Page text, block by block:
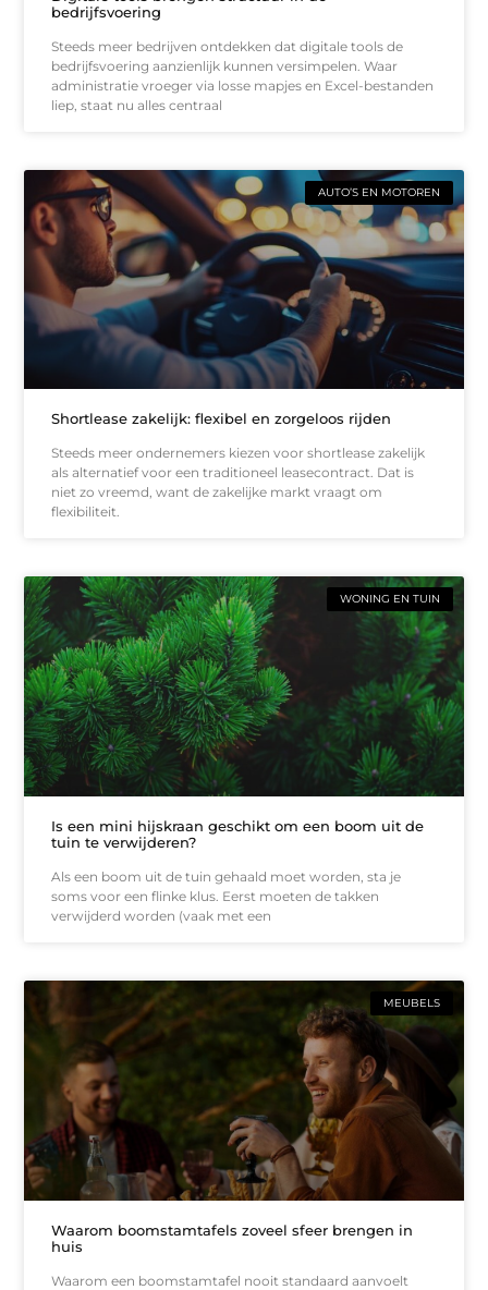
bedrijfsvoering
Steeds meer bedrijven ontdekken dat digitale tools de
bedrijfsvoering aanzienlijk kunnen versimpelen. Waar
administratie vroeger via losse mapjes en Excel-bestanden
liep, staat nu alles centraal
AUTO’S EN MOTOREN
Shortlease zakelijk: flexibel en zorgeloos rijden
Steeds meer ondernemers kiezen voor shortlease zakelijk
als alternatief voor een traditioneel leasecontract. Dat is
niet zo vreemd, want de zakelijke markt vraagt om
flexibiliteit.
WONING EN TUIN
Is een mini hijskraan geschikt om een boom uit de
tuin te verwijderen?
Als een boom uit de tuin gehaald moet worden, sta je
soms voor een flinke klus. Eerst moeten de takken
verwijderd worden (vaak met een
MEUBELS
Waarom boomstamtafels zoveel sfeer brengen in
huis
Waarom een boomstamtafel nooit standaard aanvoelt